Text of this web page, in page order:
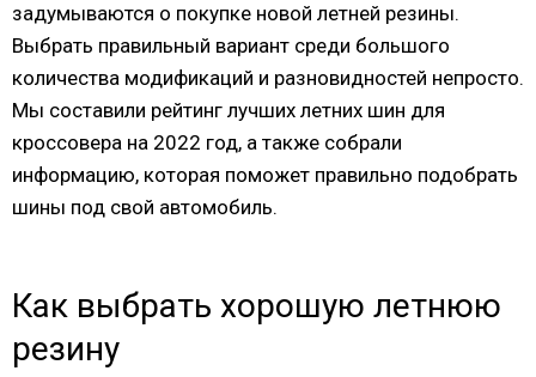
задумываются о покупке новой летней резины.
Выбрать правильный вариант среди большого
количества модификаций и разновидностей непросто.
Мы составили рейтинг лучших летних шин для
кроссовера на 2022 год, а также собрали
информацию, которая поможет правильно подобрать
шины под свой автомобиль.
Как выбрать хорошую летнюю
резину